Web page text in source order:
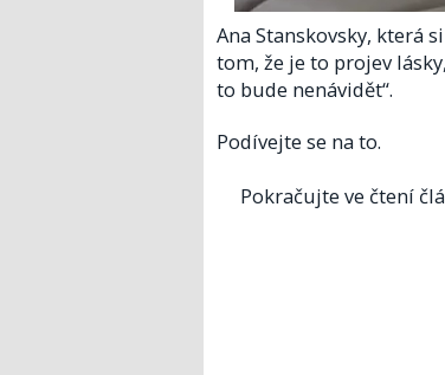
Ana Stanskovsky, která
tom, že je to projev
to bude nenávidět“.
Podívejte se na to.
Pokračujte ve čtení